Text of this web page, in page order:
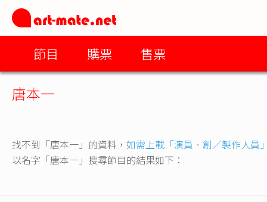
節目 購票 售票
唐本一
找不到「唐本一」的資料， 如需上載「演員、創／製作人員
以名字「唐本一」搜尋節目的結果如下：